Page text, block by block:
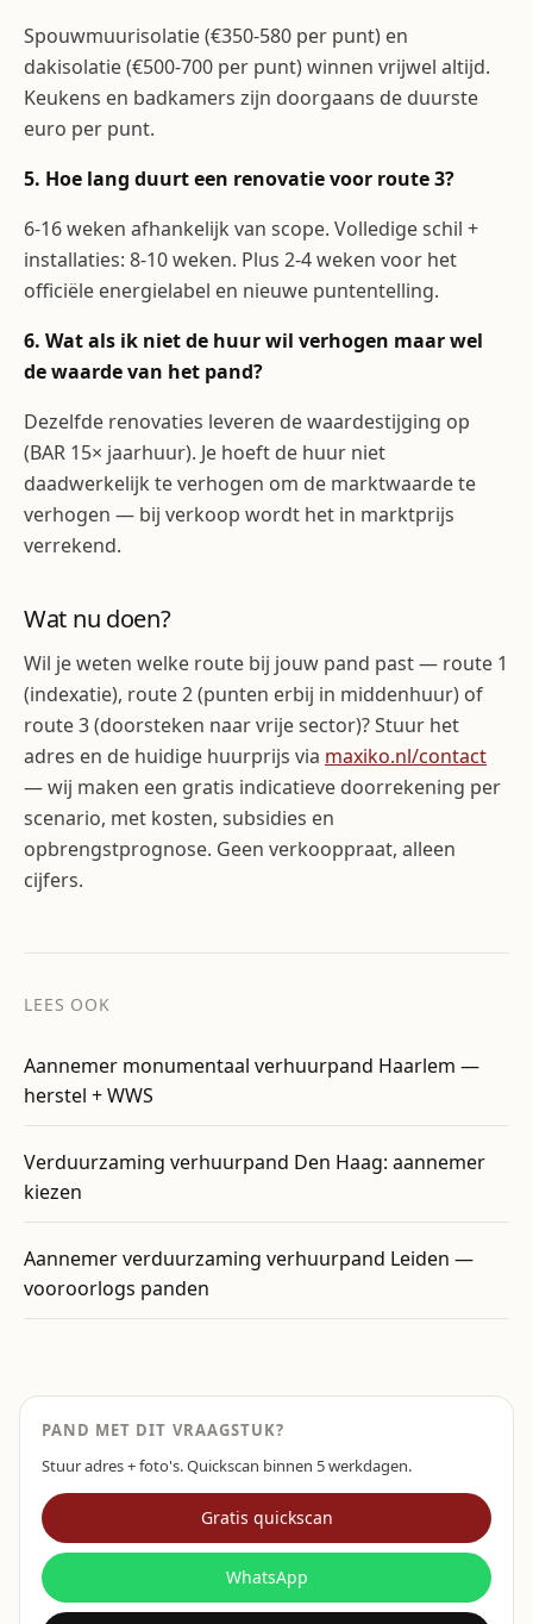
Spouwmuurisolatie (€350-580 per punt) en
dakisolatie (€500-700 per punt) winnen vrijwel altijd.
Keukens en badkamers zijn doorgaans de duurste
euro per punt.
5. Hoe lang duurt een renovatie voor route 3?
6-16 weken afhankelijk van scope. Volledige schil +
installaties: 8-10 weken. Plus 2-4 weken voor het
officiële energielabel en nieuwe puntentelling.
6. Wat als ik niet de huur wil verhogen maar wel
de waarde van het pand?
Dezelfde renovaties leveren de waardestijging op
(BAR 15× jaarhuur). Je hoeft de huur niet
daadwerkelijk te verhogen om de marktwaarde te
verhogen — bij verkoop wordt het in marktprijs
verrekend.
Wat nu doen?
Wil je weten welke route bij jouw pand past — route 1
(indexatie), route 2 (punten erbij in middenhuur) of
route 3 (doorsteken naar vrije sector)? Stuur het
adres en de huidige huurprijs via maxiko.nl/contact
— wij maken een gratis indicatieve doorrekening per
scenario, met kosten, subsidies en
opbrengstprognose. Geen verkooppraat, alleen
cijfers.
LEES OOK
Aannemer monumentaal verhuurpand Haarlem —
herstel + WWS
Verduurzaming verhuurpand Den Haag: aannemer
kiezen
Aannemer verduurzaming verhuurpand Leiden —
vooroorlogs panden
PAND MET DIT VRAAGSTUK?
Stuur adres + foto's. Quickscan binnen 5 werkdagen.
Gratis quickscan
WhatsApp